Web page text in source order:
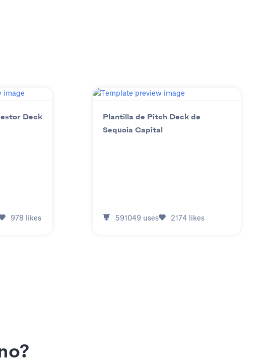
Deck
978 likes
Plantilla de Pitch Deck de
Sequoia Capital
591049 uses 2174 likes